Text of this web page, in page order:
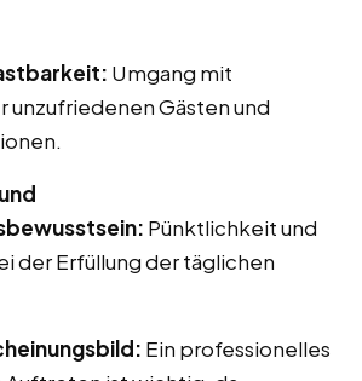
Umgang mit
unzufriedenen Gästen und
Pünktlichkeit und
der Erfüllung der täglichen
Ein professionelles